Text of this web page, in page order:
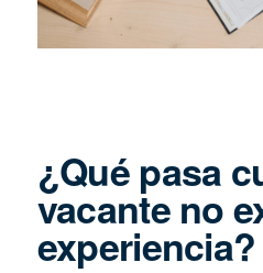
¿Qué pasa
vacante no
experiencia?